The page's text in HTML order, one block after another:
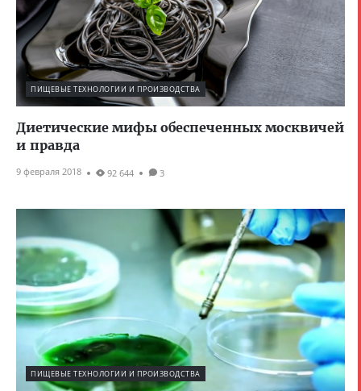
ПИЩЕВЫЕ ТЕХНОЛОГИИ И ПРОИЗВОДСТВА
Диетические мифы обеспеченных москвичей
и правда
9 февраля 2018 92 644 3
ПИЩЕВЫЕ ТЕХНОЛОГИИ И ПРОИЗВОДСТВА